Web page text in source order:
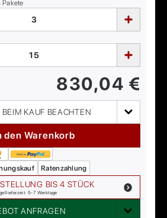
Pakete
830,04 €
KAUF BEACHTEN
den Warenkorb
Ratenzahlung
BIS 4 STÜCK
5-7 Werktage
ANFRAGEN